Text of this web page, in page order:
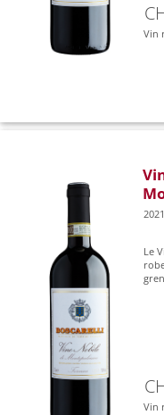
Vin
2021
Le
Vin